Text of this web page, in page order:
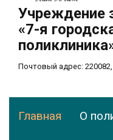
Учреждение
«7-я
Почтовый адрес:
Главная О